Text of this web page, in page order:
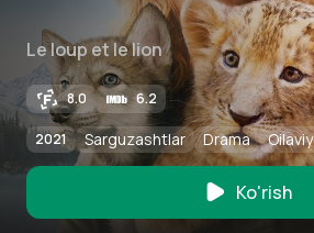
Le loup et le lion
8.0 6.2
2021 Sarguzashtlar Drama Oilaviy
Ko'rish